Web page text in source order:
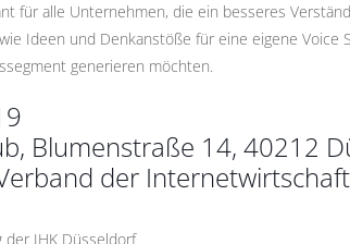
für alle Unternehmen, die ein besseres
Ideen und Denkanstöße für eine eigene Voice
generieren möchten.
Blumenstraße 14, 40212
der
IHK Düsseldorf